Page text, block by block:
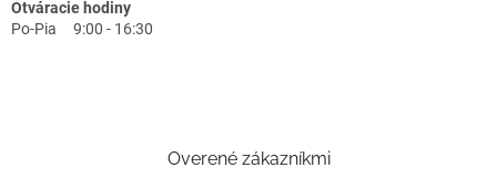
Otváracie hodiny
Po-Pia 9:00 - 16:30
Overené zákazníkmi